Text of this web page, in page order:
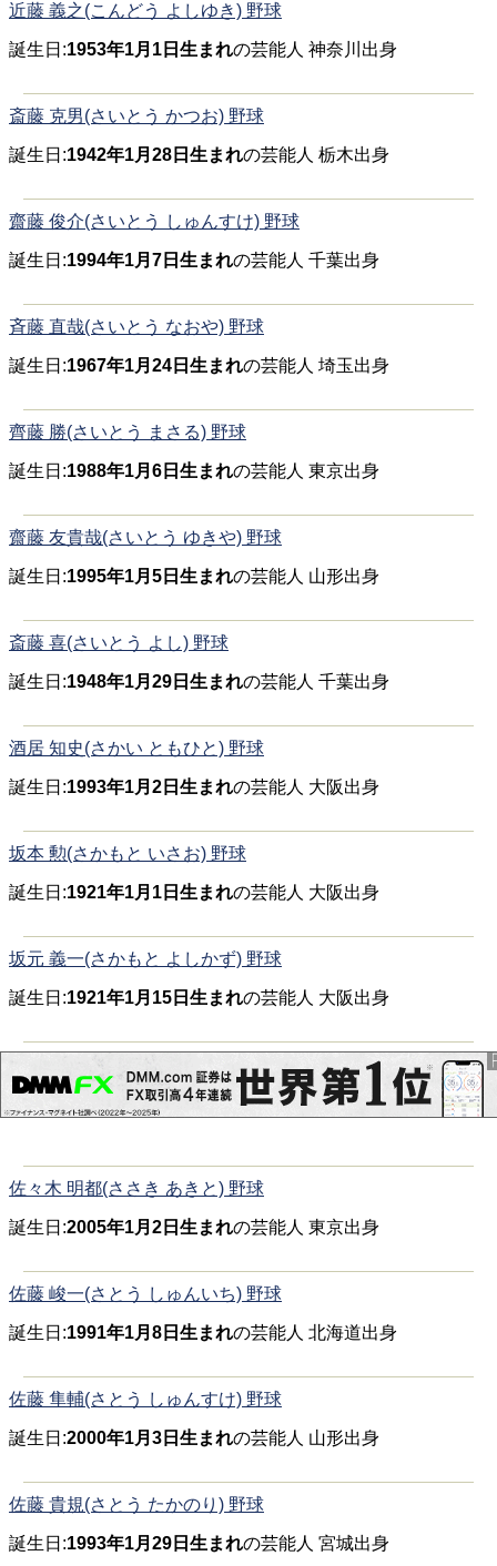
近藤 義之(こんどう よしゆき) 野球
誕生日:1953年1月1日生まれの芸能人 神奈川出身
斎藤 克男(さいとう かつお) 野球
誕生日:1942年1月28日生まれの芸能人 栃木出身
齋藤 俊介(さいとう しゅんすけ) 野球
誕生日:1994年1月7日生まれの芸能人 千葉出身
斉藤 直哉(さいとう なおや) 野球
誕生日:1967年1月24日生まれの芸能人 埼玉出身
齊藤 勝(さいとう まさる) 野球
誕生日:1988年1月6日生まれの芸能人 東京出身
齋藤 友貴哉(さいとう ゆきや) 野球
誕生日:1995年1月5日生まれの芸能人 山形出身
斎藤 喜(さいとう よし) 野球
誕生日:1948年1月29日生まれの芸能人 千葉出身
酒居 知史(さかい ともひと) 野球
誕生日:1993年1月2日生まれの芸能人 大阪出身
坂本 勲(さかもと いさお) 野球
誕生日:1921年1月1日生まれの芸能人 大阪出身
坂元 義一(さかもと よしかず) 野球
誕生日:1921年1月15日生まれの芸能人 大阪出身
佐々木 明都(ささき あきと) 野球
誕生日:2005年1月2日生まれの芸能人 東京出身
佐藤 峻一(さとう しゅんいち) 野球
誕生日:1991年1月8日生まれの芸能人 北海道出身
佐藤 隼輔(さとう しゅんすけ) 野球
誕生日:2000年1月3日生まれの芸能人 山形出身
佐藤 貴規(さとう たかのり) 野球
誕生日:1993年1月29日生まれの芸能人 宮城出身